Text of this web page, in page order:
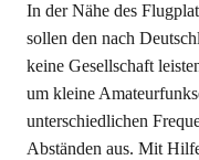
In der Nähe des
sollen den nach
keine Gesellschaft
um kleine
unterschiedlichen
Abständen aus. Mit